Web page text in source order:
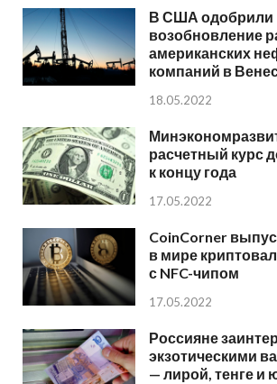
В США одобрили
возобновление
американских
компаний в
18.05.2022
расчетный курс
к концу года
17.05.2022
CoinCorner
в мире
с NFC-чипом
17.05.2022
Россияне
экзотическими
— лирой, тенге и